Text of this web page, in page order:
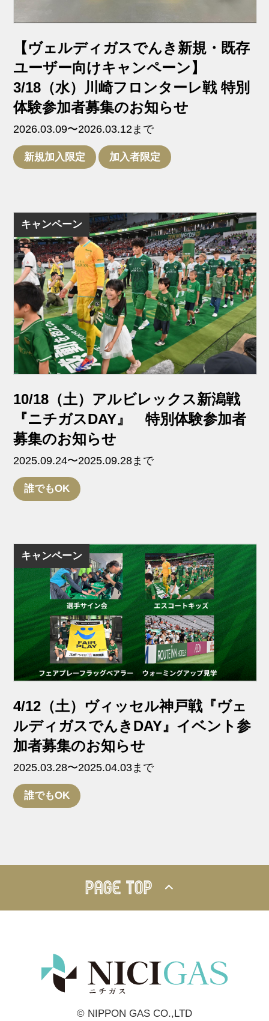
【ヴェルディガスでんき新規・既存
ユーザー向けキャンペーン】
3/18（水）川崎フロンターレ戦 特別
体験参加者募集のお知らせ
2026.03.09〜2026.03.12まで
新規加入限定 加入者限定
キャンペーン
10/18（土）アルビレックス新潟戦
『ニチガスDAY』 特別体験参加者
募集のお知らせ
2025.09.24〜2025.09.28まで
誰でもOK
キャンペーン
4/12（土）ヴィッセル神戸戦『ヴェ
ルディガスでんきDAY』イベント参
加者募集のお知らせ
2025.03.28〜2025.04.03まで
誰でもOK
PAGE TOP
© NIPPON GAS CO.,LTD